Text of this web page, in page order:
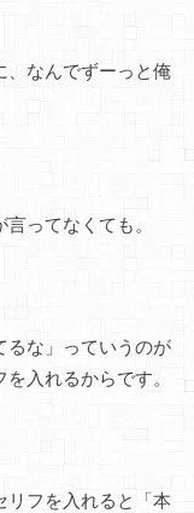
、なんでずーっと俺
ってなくても。
るな」っていうのが
入れるからです。
リフを入れると「本